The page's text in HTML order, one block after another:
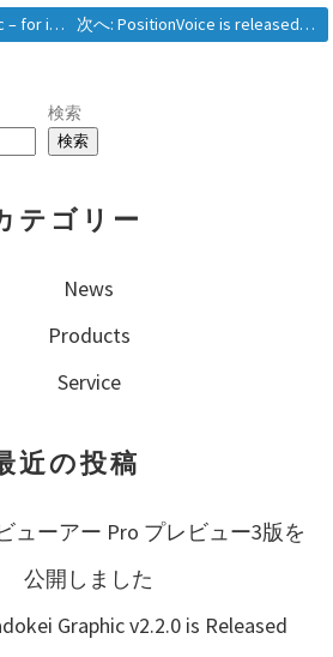
released. 次へ: 次の投稿:
PositionVoice is released.
検索
検索
テゴリー
News
Products
Service
近の投稿
ューアー Pro プレビュー3版を
公開しました
Graphic v2.2.0 is Released